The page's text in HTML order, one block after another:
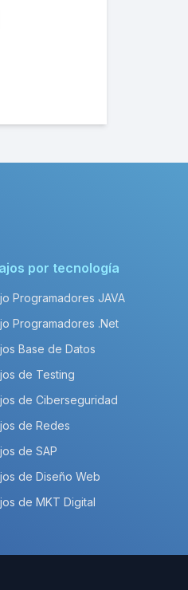
por tecnología
Programadores JAVA
Programadores .Net
Base de Datos
de Testing
de Ciberseguridad
de Redes
de SAP
de Diseño Web
de MKT Digital